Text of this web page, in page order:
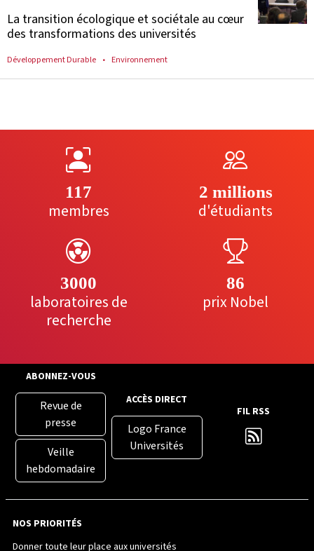
La transition écologique et sociétale au cœur
des transformations des universités
Développement Durable Environnement
117
membres
2 millions
d'étudiants
3000
laboratoires de
recherche
86
prix Nobel
ABONNEZ-VOUS
Revue de
presse
Veille
hebdomadaire
ACCÈS DIRECT
Logo France
Universités
FIL RSS
NOS PRIORITÉS
Donner toute leur place aux universités